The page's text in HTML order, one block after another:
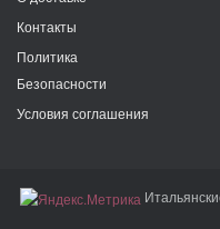
Контакты
Политика
Безопасности
Условия соглашения